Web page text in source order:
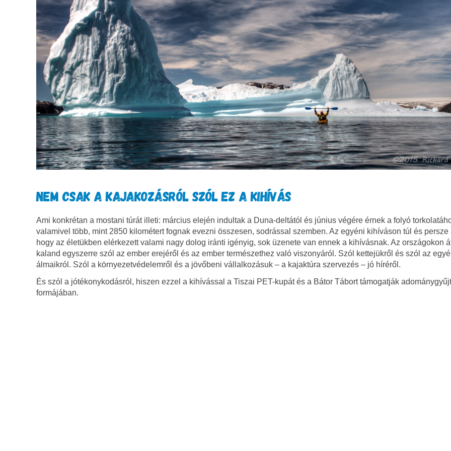
NEM CSAK A KAJAKOZÁSRÓL SZÓL EZ A KIHÍVÁS
Ami konkrétan a mostani túrát illeti: március elején indultak a Duna-deltától és június végére érnek a folyó
valamivel több, mint 2850 kilométert fognak evezni összesen, sodrással szemben. Az egyéni kihíváson túl és persze
hogy az életükben elérkezett valami nagy dolog iránti igényig, sok üzenete van ennek a kihívásnak. Az országokon
kaland egyszerre szól az ember erejéről és az ember természethez való viszonyáról. Szól kettejükről és szól az
álmaikról. Szól a környezetvédelemről és a jövőbeni vállalkozásuk – a kajaktúra szervezés – jó híréről.
És szól a jótékonykodásról, hiszen ezzel a kihívással a Tiszai PET-kupát és a Bátor Tábort támogatják
formájában.